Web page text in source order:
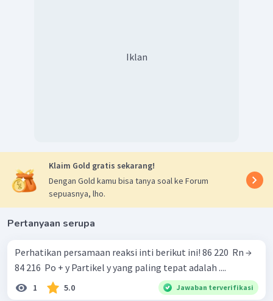
Iklan
Klaim Gold gratis sekarang!
Dengan Gold kamu bisa tanya soal ke Forum
sepuasnya, lho.
Pertanyaan serupa
Perhatikan persamaan reaksi inti berikut ini! 86 220 ​ Rn →
84 216 ​ Po + y Partikel y yang paling tepat adalah ....
1 5.0 Jawaban terverifikasi